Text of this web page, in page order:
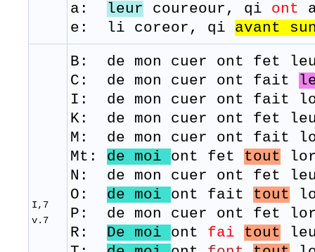
a:
leur coureour, qi ont
e: li coreor, qi avant
I,7
v.7
B: de mon cuer ont fet
C: de mon cuer ont fait
I: de mon cuer ont fait
K: de mon cuer ont fet
M: de mon cuer ont fait
Mt: de moi ont fet tout
N: de mon cuer ont fet
O: de moi ont fait tout
P: de mon cuer ont fet
​R: De moi ont fai tout